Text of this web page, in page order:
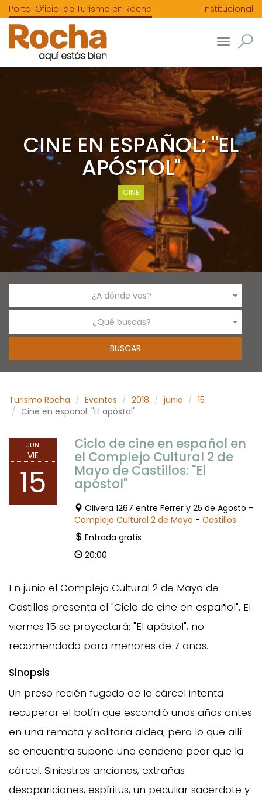
Portal Oficial de Turismo en Rocha Institucional
Toggle
CINE EN ESPAÑOL: "EL
APÓSTOL"
CINE
¿A dónde vas?
¿Qué buscas?
Turismo Rocha Eventos 2018 junio
15
Cine en español: "El apóstol"
JUN
VIE
15
Ciclo de cine en español en
el Complejo Cultural 2 de
Mayo de Castillos: "El
apóstol"
Olivera 1267 entre Ferrer y 25 de Agosto -
Complejo Cultural 2 de Mayo - Castillos
Entrada gratis
20:00
En junio el Complejo Cultural 2 de Mayo de
Castillos presenta el "Ciclo de cine en español". El
viernes 15 se proyectará: "El apóstol", no
recomendada para menores de 7 años.
Sinopsis
Un preso recién fugado de la cárcel intenta
recuperar el botín que escondió unos años antes
en una remota y solitaria aldea; pero lo que allí
se encuentra supone una condena peor que la
cárcel. Siniestros ancianos, extrañas
desapariciones, espíritus, un peculiar sacerdote y